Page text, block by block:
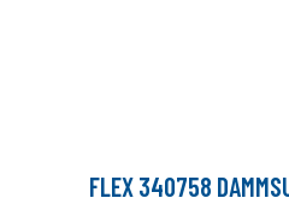
FLEX 340758